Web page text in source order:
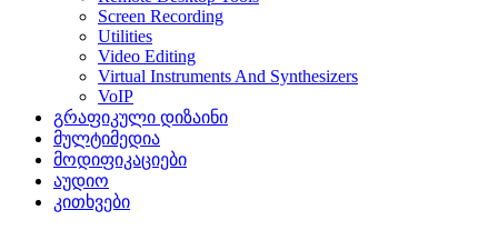
Screen Recording
Utilities
Video Editing
Virtual Instruments And Synthesizers
VoIP
გრაფიკული დიზაინი
მულტიმედია
მოდიფიკაციები
აუდიო
კითხვები